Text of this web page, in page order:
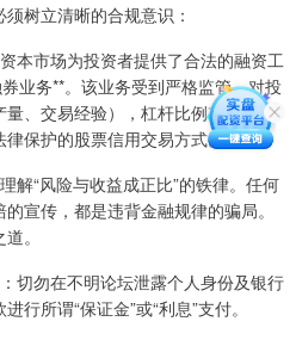
树立清晰的合规意识：
本市场为投资者提供了合法的融资工
业务**。该业务受到严格监管，对投
、交易经验），杠杆比例有上限，
保护的股票信用交易方式。
解“风险与收益成正比”的铁律。任何
宣传，都是违背金融规律的骗局。
。
切勿在不明论坛泄露个人身份及银行
行所谓“保证金”或“利息”支付。